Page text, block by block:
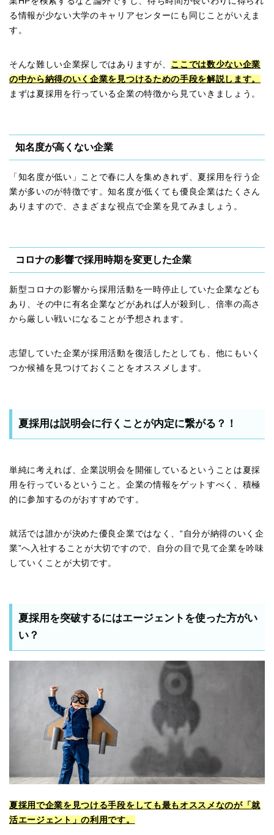
る情報が少ない大学のキャリアセンターにも同じことがいえま
す。
そんな難しい企業探しではありますが、 ここでは数少ない企業
の中から納得のいく企業を見つけるための手段を解説します。
まずは夏採用を行っている企業の特徴から見ていきましょう。
知名度が高くない企業
「知名度が低い」ことで春に人を集めきれず、夏採用を行う企
業が多いのが特徴です。知名度が低くても優良企業はたくさん
ありますので、さまざまな視点で企業を見てみましょう。
コロナの影響で採用時期を変更した企業
新型コロナの影響から採用活動を一時停止していた企業なども
あり、その中に有名企業などがあれば人が殺到し、倍率の高さ
から厳しい戦いになることが予想されます。
志望していた企業が採用活動を復活したとしても、他にもいく
つか候補を見つけておくことをオススメします。
夏採用は説明会に行くことが内定に繋がる？！
単純に考えれば、企業説明会を開催しているということは夏採
用を行っているということ。企業の情報をゲットすべく、積極
的に参加するのがおすすめです。
就活では誰かが決めた優良企業ではなく、“自分が納得のいく企
業”へ入社することが大切ですので、自分の目で見て企業を吟味
していくことが大切です。
夏採用を突破するにはエージェントを使った方がい
い？
夏採用で企業を見つける手段をしても最もオススメなのが「就
活エージェント」の利用です。